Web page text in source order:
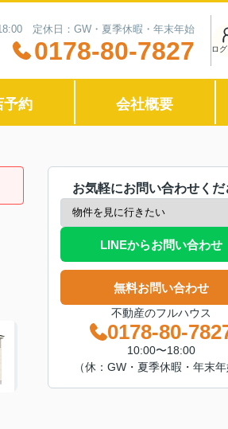
定休日：GW・夏季休暇・年末年始
0178-80-7827 ロ
予約 会社概要
お気軽にお問い合わせくだ
LINEからお問い合わせ
無料お問い合わせ
不動産のフルハウス
0178-80-
10:00〜18:00
（休：GW・夏季休暇・年末年